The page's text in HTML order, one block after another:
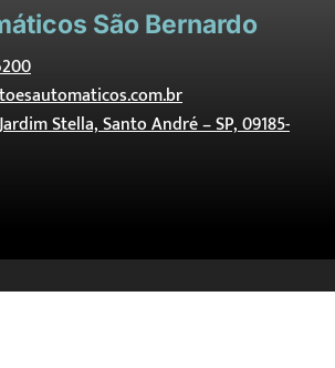
São Bernardo
Stella, Santo André – SP, 09185-
Copyright ©